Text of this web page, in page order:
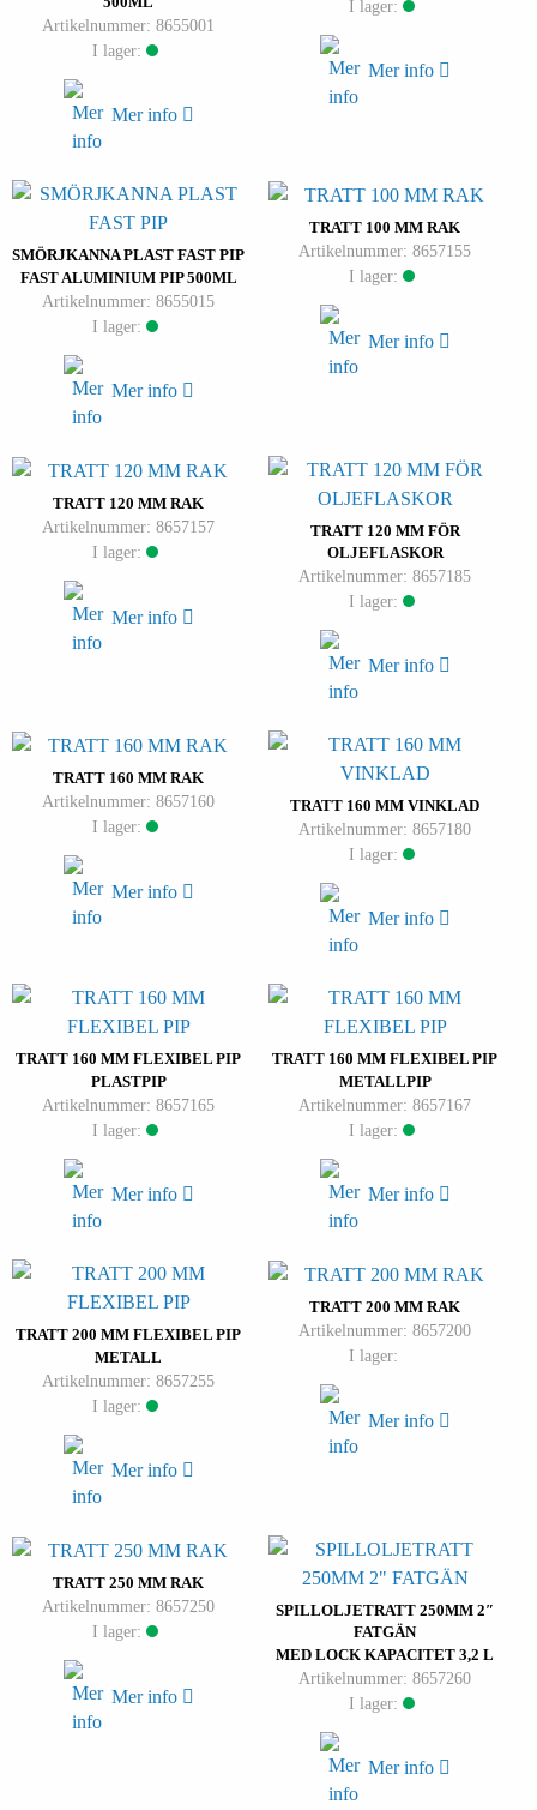
Artikelnummer: 8655001
I lager:
Mer info
I lager:
Mer info
SMÖRJKANNA PLAST FAST PIP
FAST ALUMINIUM PIP 500ML
Artikelnummer: 8655015
I lager:
Mer info
TRATT 100 MM RAK
Artikelnummer: 8657155
I lager:
Mer info
TRATT 120 MM RAK
Artikelnummer: 8657157
I lager:
Mer info
TRATT 120 MM FÖR
OLJEFLASKOR
Artikelnummer: 8657185
I lager:
Mer info
TRATT 160 MM RAK
Artikelnummer: 8657160
I lager:
Mer info
TRATT 160 MM VINKLAD
Artikelnummer: 8657180
I lager:
Mer info
TRATT 160 MM FLEXIBEL PIP
PLASTPIP
Artikelnummer: 8657165
I lager:
Mer info
TRATT 160 MM FLEXIBEL PIP
METALLPIP
Artikelnummer: 8657167
I lager:
Mer info
TRATT 200 MM FLEXIBEL PIP
METALL
Artikelnummer: 8657255
I lager:
Mer info
TRATT 200 MM RAK
Artikelnummer: 8657200
I lager:
Mer info
TRATT 250 MM RAK
Artikelnummer: 8657250
I lager:
Mer info
SPILLOLJETRATT 250MM 2″
FATGÄN
MED LOCK KAPACITET 3,2 L
Artikelnummer: 8657260
I lager:
Mer info